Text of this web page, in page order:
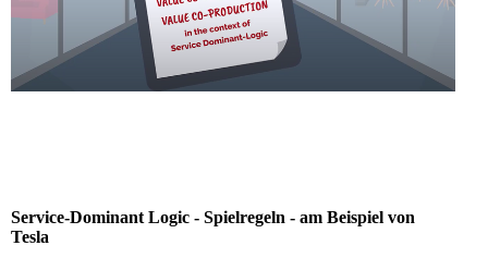
Service-Dominant Logic - Spielregeln - am Beispiel von
Tesla